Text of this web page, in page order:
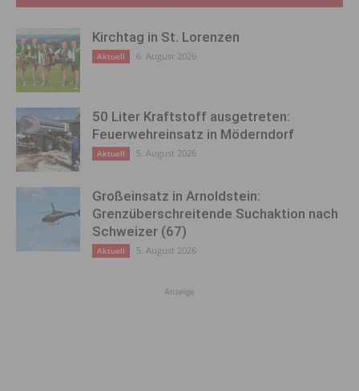
Kirchtag in St. Lorenzen
Aktuell 6. August 2026
50 Liter Kraftstoff ausgetreten:
Feuerwehreinsatz in Möderndorf
Aktuell 5. August 2026
Großeinsatz in Arnoldstein:
Grenzüberschreitende Suchaktion nach
Schweizer (67)
Aktuell 5. August 2026
Anzeige